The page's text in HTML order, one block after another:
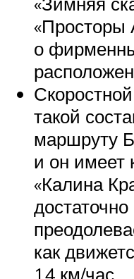
«Просторы
о
такой
маршруту
и он имеет
«Калина
как
14 км/час.